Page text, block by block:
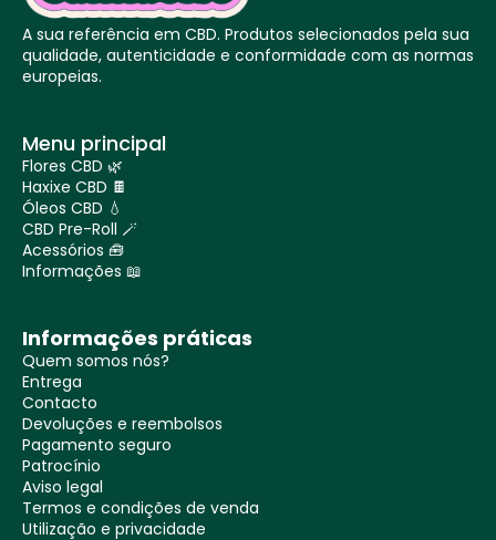
A sua referência em CBD. Produtos selecionados pela sua
qualidade, autenticidade e conformidade com as normas
europeias.
Menu principal
Flores CBD 🌿
Haxixe CBD 🍫
Óleos CBD 💧
CBD Pre-Roll 🪄
Acessórios 🧰
Informações 📖
Informações práticas
Quem somos nós?
Entrega
Contacto
Devoluções e reembolsos
Pagamento seguro
Patrocínio
Aviso legal
Termos e condições de venda
Utilização e privacidade